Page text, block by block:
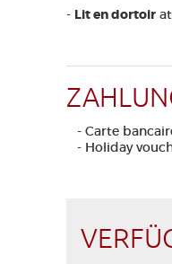
- Lit en dortoir
- Carte
- Holiday